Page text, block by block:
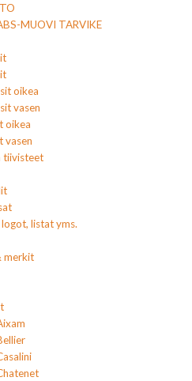
MUOVI TARVIKE
oikea
vasen
oikea
vasen
tiivisteet
listat yms.
merkit